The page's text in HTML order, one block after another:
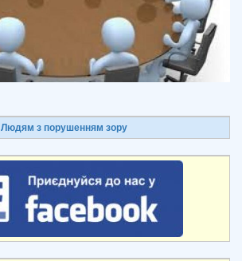
Людям з порушенням зору